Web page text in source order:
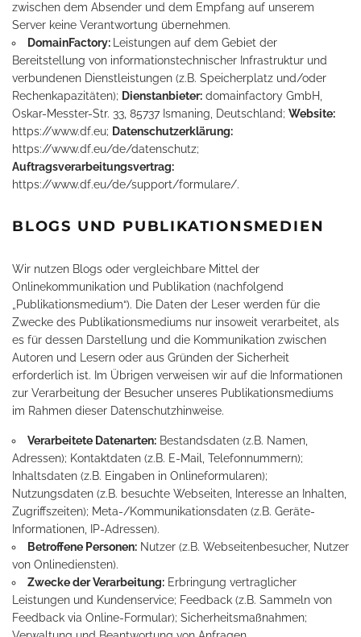
zwischen dem Absender und dem Empfang auf unserem
Server keine Verantwortung übernehmen.
DomainFactory:
Leistungen auf dem Gebiet der
Bereitstellung von informationstechnischer Infrastruktur und
verbundenen Dienstleistungen (z.B. Speicherplatz und/oder
Rechenkapazitäten); Dienstanbieter: domainfactory GmbH,
Oskar-Messter-Str. 33, 85737 Ismaning, Deutschland; Website:
https://www.df.eu; Datenschutzerklärung:
https://www.df.eu/de/datenschutz;
Auftragsverarbeitungsvertrag:
https://www.df.eu/de/support/formulare/.
BLOGS UND PUBLIKATIONSMEDIEN
Wir nutzen Blogs oder vergleichbare Mittel der
Onlinekommunikation und Publikation (nachfolgend
„Publikationsmedium“). Die Daten der Leser werden für die
Zwecke des Publikationsmediums nur insoweit verarbeitet, als
es für dessen Darstellung und die Kommunikation zwischen
Autoren und Lesern oder aus Gründen der Sicherheit
erforderlich ist. Im Übrigen verweisen wir auf die Informationen
zur Verarbeitung der Besucher unseres Publikationsmediums
im Rahmen dieser Datenschutzhinweise.
Verarbeitete Datenarten: Bestandsdaten (z.B. Namen,
Adressen); Kontaktdaten (z.B. E-Mail, Telefonnummern);
Inhaltsdaten (z.B. Eingaben in Onlineformularen);
Nutzungsdaten (z.B. besuchte Webseiten, Interesse an Inhalten,
Zugriffszeiten); Meta-/Kommunikationsdaten (z.B. Geräte-
Informationen, IP-Adressen).
Betroffene Personen: Nutzer (z.B. Webseitenbesucher, Nutzer
von Onlinediensten).
Zwecke der Verarbeitung: Erbringung vertraglicher
Leistungen und Kundenservice; Feedback (z.B. Sammeln von
Feedback via Online-Formular); Sicherheitsmaßnahmen;